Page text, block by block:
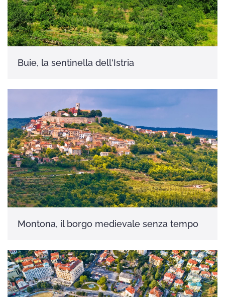
Buie, la sentinella dell'Istria
Montona, il borgo medievale senza tempo